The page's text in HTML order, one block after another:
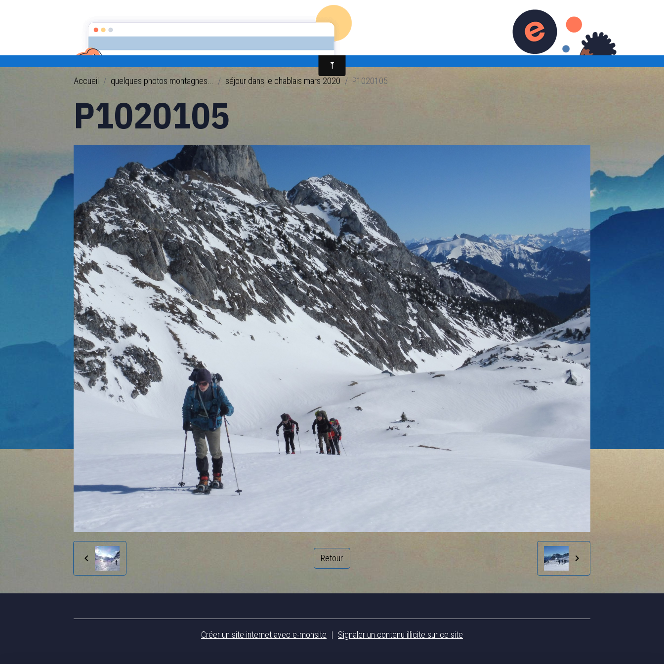
randonnée et découverte nature
pour les classes et les colos
activités adultes et familles
guide des randonnées à chatel et en vallée d'Abondance
Accueil quelques photos montagnes... séjour dans le chablais mars 2020 P1020105
P1020105
Retour
Créer un site internet avec e-monsite Signaler un contenu illicite sur ce site